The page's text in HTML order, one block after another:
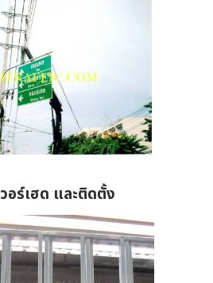
อร์เฮด และติดตั้ง